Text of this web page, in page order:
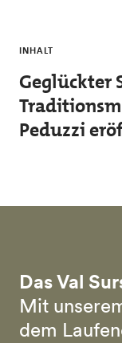
INHALT
Geglückter
Peduzzi
Das Val
Mit
dem